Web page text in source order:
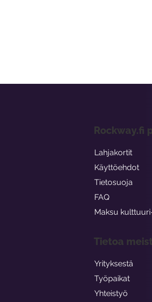
Rockway.fi
Lahjakortit
Käyttöehdot
Tietosuoja
FAQ
Maksu
Tietoa
Yrityksestä
Työpaikat
Yhteistyö